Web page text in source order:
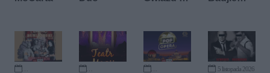
Sojka
5 listopada 2026